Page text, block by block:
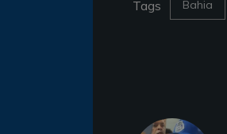
Tags Bahia